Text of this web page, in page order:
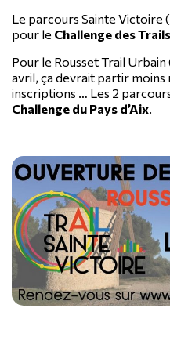
Le parcours Sainte
pour le Challenge des
Pour le Rousset Trail Urbain
avril, ça devrait partir moins
inscriptions … Les 2
Challenge du Pays d’Aix.